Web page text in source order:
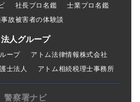
社長プロ名鑑
士業プロ名鑑
故被害者の体験談
法人グループ
ープ
アトム法律情報株式会社
士法人
アトム相続税理士事務所
警察署ナビ